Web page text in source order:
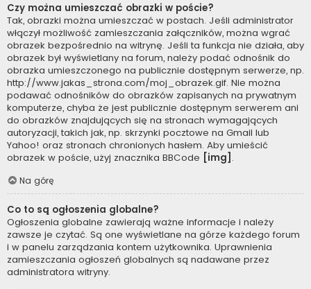
Czy można umieszczać obrazki w poście?
Tak, obrazki można umieszczać w postach. Jeśli administrator
włączył możliwość zamieszczania załączników, można wgrać
obrazek bezpośrednio na witrynę. Jeśli ta funkcja nie działa, aby
obrazek był wyświetlany na forum, należy podać odnośnik do
obrazka umieszczonego na publicznie dostępnym serwerze, np.
http://www.jakas_strona.com/moj_obrazek.gif. Nie można
podawać odnośników do obrazków zapisanych na prywatnym
komputerze, chyba że jest publicznie dostępnym serwerem ani
do obrazków znajdujących się na stronach wymagających
autoryzacji, takich jak, np. skrzynki pocztowe na Gmail lub
Yahoo! oraz stronach chronionych hasłem. Aby umieścić
obrazek w poście, użyj znacznika BBCode [img] .
Na górę
Co to są ogłoszenia globalne?
Ogłoszenia globalne zawierają ważne informacje i należy
zawsze je czytać. Są one wyświetlane na górze każdego forum
i w panelu zarządzania kontem użytkownika. Uprawnienia
zamieszczania ogłoszeń globalnych są nadawane przez
administratora witryny.